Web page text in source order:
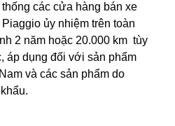
các cửa hàng bán xe
Piaggio ủy nhiệm trên toàn
2 năm hoặc 20.000 km tùy
áp dụng đối với sản phẩm
và các sản phẩm do